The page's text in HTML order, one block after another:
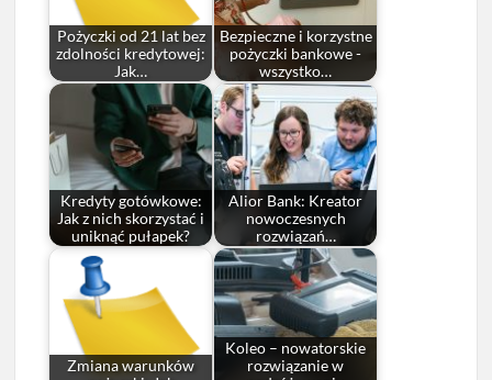
Pożyczki od 21 lat bez
zdolności kredytowej:
Jak…
Bezpieczne i korzystne
pożyczki bankowe -
wszystko…
Kredyty gotówkowe:
Jak z nich skorzystać i
uniknąć pułapek?
Alior Bank: Kreator
nowoczesnych
rozwiązań…
Zmiana warunków
Koleo – nowatorskie
rozwiązanie w